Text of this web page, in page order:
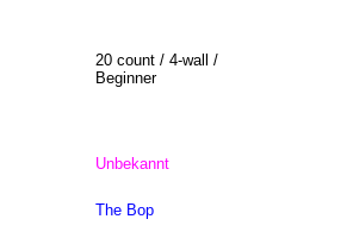
20 count / 4-wall /
Beginner
Unbekannt
The Bop